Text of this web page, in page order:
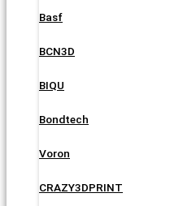
Basf
BCN3D
BIQU
Bondtech
Voron
CRAZY3DPRINT